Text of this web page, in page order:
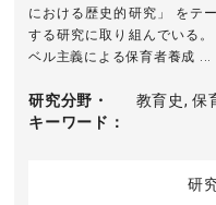
における歴史的研究」 をテ
する研究に取り組んでいる
ベル主義による保育者養成 ...
研究分野・
キーワード
教育史, 保
研